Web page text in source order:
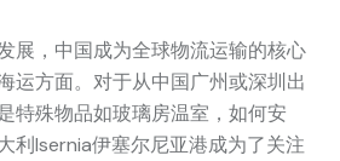
展，中国成为全球物流运输的核心
运方面。对于从中国广州或深圳出
特殊物品如玻璃房温室，如何安
利Isernia伊塞尔尼亚港成为了关注